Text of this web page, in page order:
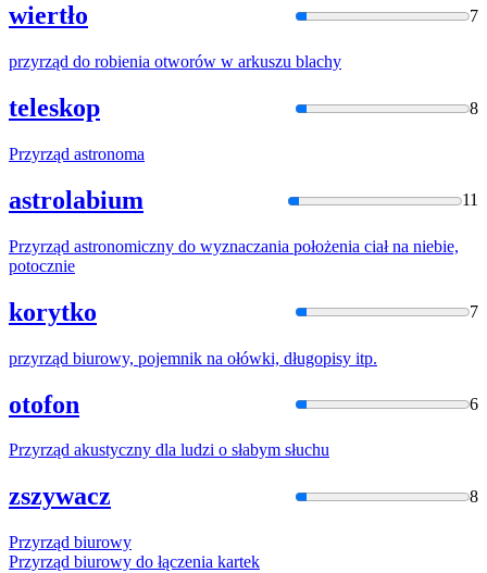
wiertło 7
przyrząd do robienia otworów w arkuszu blachy
teleskop 8
Przyrząd astronoma
astrolabium 11
Przyrząd astronomiczny do wyznaczania położenia ciał na niebie,
potocznie
korytko 7
przyrząd biurowy, pojemnik na ołówki, długopisy itp.
otofon 6
Przyrząd akustyczny dla ludzi o słabym słuchu
zszywacz 8
Przyrząd biurowy
Przyrząd biurowy do łączenia kartek